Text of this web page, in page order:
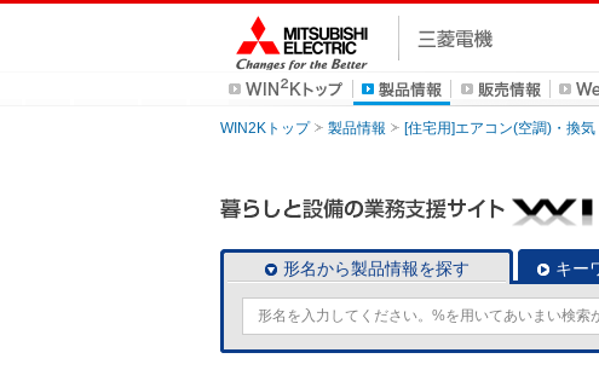
WIN2Kトップ 製品情報 [住宅用]エアコン(空調)・換気
形名から製品情報を探す キー